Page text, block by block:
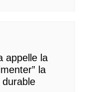
appelle la
la